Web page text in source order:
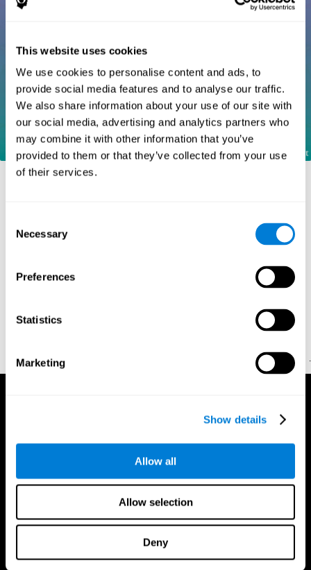
This website uses cookies
We use cookies to personalise content and ads, to
provide social media features and to analyse our traffic.
We also share information about your use of our site with
our social media, advertising and analytics partners who
may combine it with other information that you’ve
provided to them or that they’ve collected from your use
of their services.
Selection
Necessary
Preferences
Statistics
Marketing
Show details
Allow all
Allow selection
Deny
Greenberg, L. M., Kindschi, C. L., & Corman, C. L. (1996).
TOVA Research Foundation.
Stroop, J. R (1935). Studies of interference in serial verbal
reactions. Journal of experimental psychology, 18(6), 643.
Whiteside A., A synopsis of the Vienna Test System: A computer
.